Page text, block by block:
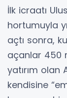
İlk icraatı
hortumuyla
açtı sonra,
açanlar 450
yatırım olan
kendisine